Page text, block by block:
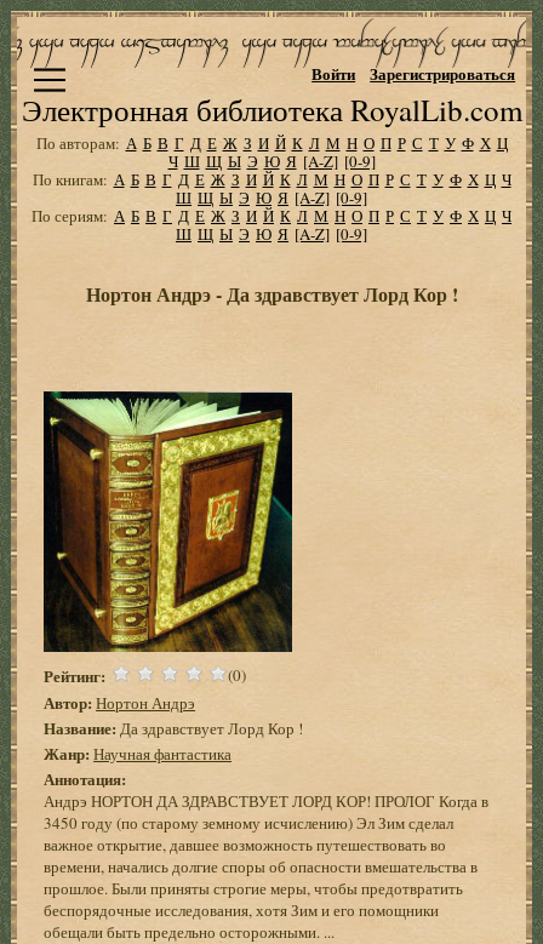
Электронная библиотека RoyalLib.com
Войти Зарегистрироваться
По авторам: А Б В Г Д Е Ж З И Й К Л М Н О П Р С Т У Ф Х Ц
Ч Ш Щ Ы Э Ю Я [A-Z] [0-9]
По книгам: А Б В Г Д Е Ж З И Й К Л М Н О П Р С Т У Ф Х Ц Ч
Ш Щ Ы Э Ю Я [A-Z] [0-9]
По сериям: А Б В Г Д Е Ж З И Й К Л М Н О П Р С Т У Ф Х Ц Ч
Ш Щ Ы Э Ю Я [A-Z] [0-9]
Нортон Андрэ - Да здравствует Лорд Кор !
Рейтинг: (0)
Автор: Нортон Андрэ
Название: Да здравствует Лорд Кор !
Жанр: Научная фантастика
Аннотация:
Андрэ НОРТОН ДА ЗДРАВСТВУЕТ ЛОРД КОР! ПРОЛОГ Когда в
3450 году (по старому земному исчислению) Эл Зим сделал
важное открытие, давшее возможность путешествовать во
времени, начались долгие споры об опасности вмешательства в
прошлое. Были приняты строгие меры, чтобы предотвратить
беспорядочные исследования, хотя Зим и его помощники
обещали быть предельно осторожными. ...